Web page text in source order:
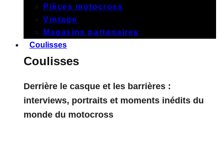
Pièces motocross
Vintage
Magasins partenaires
Coulisses
Coulisses
Derrière le casque et les barrières :
interviews, portraits et moments inédits du
monde du motocross